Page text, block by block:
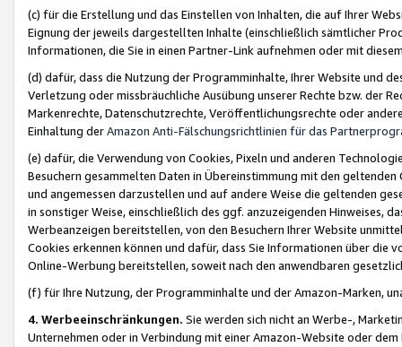
(c) für die Erstellung und das Einstellen von Inhalten, die auf Ihrer
Eignung der jeweils dargestellten Inhalte (einschließlich sämtlicher
Informationen, die Sie in einen Partner-Link aufnehmen oder mit
(d) dafür, dass die Nutzung der Programminhalte, Ihrer Website und
Verletzung oder missbräuchliche Ausübung unserer Rechte bzw. der
Markenrechte, Datenschutzrechte, Veröffentlichungsrechte oder
Einhaltung derAmazon Anti-Fälschungsrichtlinien für das
(e) dafür, die Verwendung von Cookies, Pixeln und anderen
Besuchern gesammelten Daten in Übereinstimmung mit den
und angemessen darzustellen und auf andere Weise die geltenden
in sonstiger Weise, einschließlich des ggf. anzuzeigenden Hinweises,
Werbeanzeigen bereitstellen, von den Besuchern Ihrer Website
Cookies erkennen können und dafür, dass Sie Informationen über die
Online-Werbung bereitstellen, soweit nach den anwendbaren
(f) für Ihre Nutzung, der Programminhalte und der Amazon-Marken,
4. Werbeeinschränkungen. Sie werden sich nicht an Werbe-,
Unternehmen oder in Verbindung mit einer Amazon-Website oder